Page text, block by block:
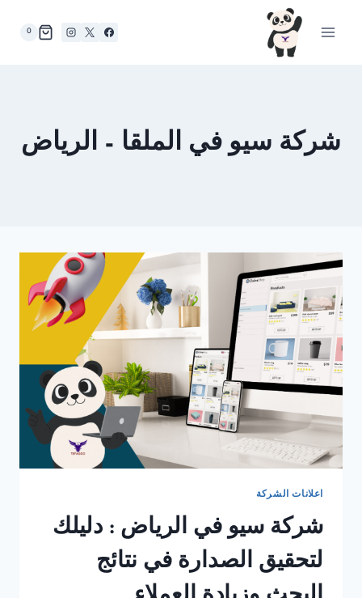
0
شركة سيو في الملقا – الرياض
اعلانات الشركة
شركة سيو في الرياض : دليلك
لتحقيق الصدارة في نتائج